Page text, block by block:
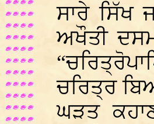
ਸਾਰੇ ਸਿੱਖ
ਅਖੌਤੀ
ਚਰਿਤ੍ਰ
ਘੜਤ